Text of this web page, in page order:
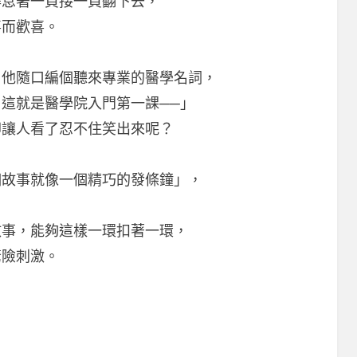
歡喜。
隨口編個聽來專業的醫學名詞，
就是醫學院入門第一課──」
人看了忍不住笑出來呢？
事就像一個精巧的發條鐘」，
，能夠這樣一環扣著一環，
刺激。